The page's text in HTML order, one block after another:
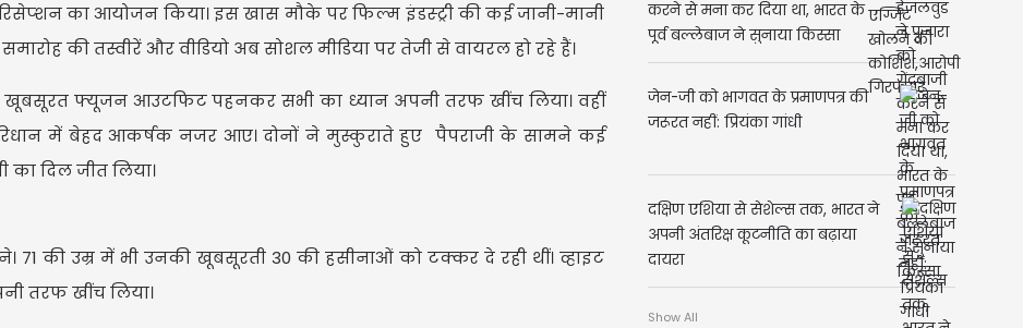
का आयोजन किया। इस खास मौके पर फिल्म इंडस्ट्री की कई जानी-मानी
की तस्वीरें और वीडियो अब सोशल मीडिया पर तेजी से वायरल हो रहे हैं।
फ्यूजन आउटफिट पहनकर सभी का ध्यान अपनी तरफ खींच लिया। वहीं
में बेहद आकर्षक नजर आए। दोनों ने मुस्कुराते हुए पैपराजी के सामने कई
का दिल जीत लिया।
की उम्र में भी उनकी खूबसूरती 30 की हसीनाओं को टक्कर दे रही थीं। व्हाइट
तरफ खींच लिया।
करने से मना कर दिया था, भारत के
पूर्व बल्लेबाज ने सुनाया किस्सा
जेन-जी को भागवत के प्रमाणपत्र की
जरूरत नहीं: प्रियंका गांधी
दक्षिण एशिया से सेशेल्स तक, भारत ने
अपनी अंतरिक्ष कूटनीति का बढ़ाया
दायरा
Show All